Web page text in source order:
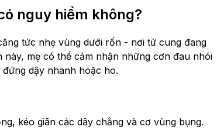
nguy hiểm không?
tức nhẹ vùng dưới rốn - nơi tử cung đang
mẹ có thể cảm nhận những cơn đau nhói
dậy nhanh hoặc ho.
kéo giãn các dây chằng và cơ vùng bụng.